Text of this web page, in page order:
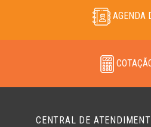
AGENDA
CENTRAL DE